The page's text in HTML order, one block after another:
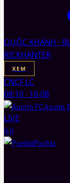
QUỐC KHÁNH ·
RICKHANTER
XEM
CNCF LC
08:10 · 10-08
Austin
LIVE
0·0
Puebla